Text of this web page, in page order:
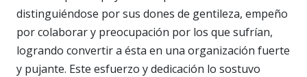
distinguiéndose por sus dones de gentileza, empeño
por colaborar y preocupación por los que sufrían,
logrando convertir a ésta en una organización fuerte
y pujante. Este esfuerzo y dedicación lo sostuvo